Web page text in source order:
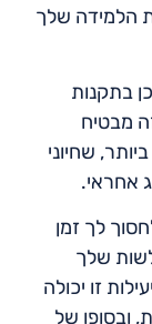
הלמידה שלך
בתקנות
מבטיח
שחיוני
אחראי.
לך זמן
שלך
זו יכולה
ובסופו של